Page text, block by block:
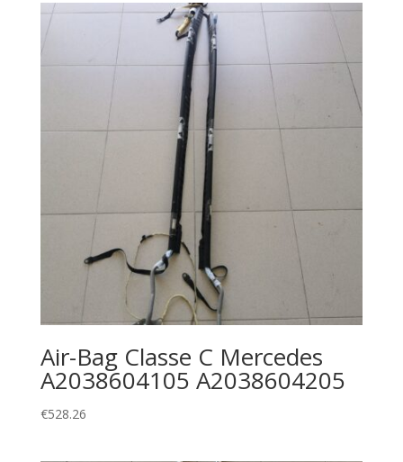
Air-Bag Classe C Mercedes
A2038604105 A2038604205
€528.26